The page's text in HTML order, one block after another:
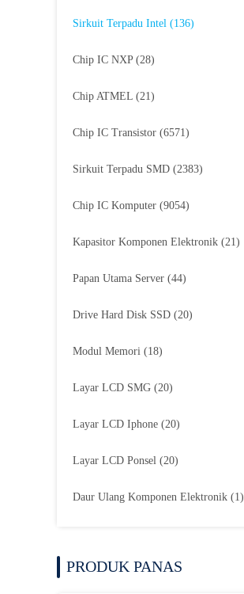
Sirkuit Terpadu Intel (136)
Chip IC NXP (28)
Chip ATMEL (21)
Chip IC Transistor (6571)
Sirkuit Terpadu SMD (2383)
Chip IC Komputer (9054)
Kapasitor Komponen Elektronik (21)
Papan Utama Server (44)
Drive Hard Disk SSD (20)
Modul Memori (18)
Layar LCD SMG (20)
Layar LCD Iphone (20)
Layar LCD Ponsel (20)
Daur Ulang Komponen Elektronik (1)
PRODUK PANAS